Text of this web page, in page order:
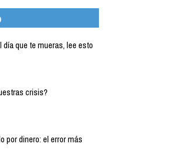
que te mueras, lee esto
crisis?
por dinero: el error más